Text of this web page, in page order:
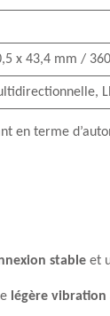
x 43,4 mm /
en terme
stable et
légère